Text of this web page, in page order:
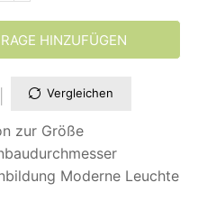
HINZUFÜGEN
Vergleichen
zur Größe
Moderne Leuchte